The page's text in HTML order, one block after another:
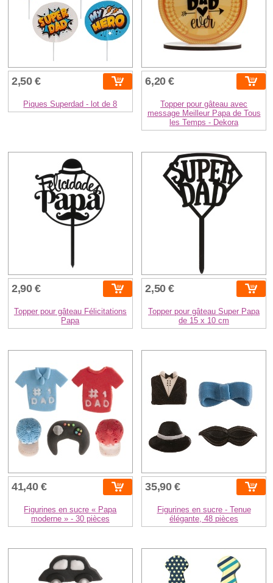
2,50 €
Piques Superdad - lot de 8
6,20 €
Topper pour gâteau avec
message Meilleur Papa de Tous
les Temps - Dekora
2,90 €
Topper pour gâteau Félicitations
Papa
2,50 €
Topper pour gâteau Super Papa
de 15 x 10 cm
41,40 €
Figurines en sucre « Papa
moderne » - 30 pièces
35,90 €
Figurines en sucre - Tenue
élégante, 48 pièces